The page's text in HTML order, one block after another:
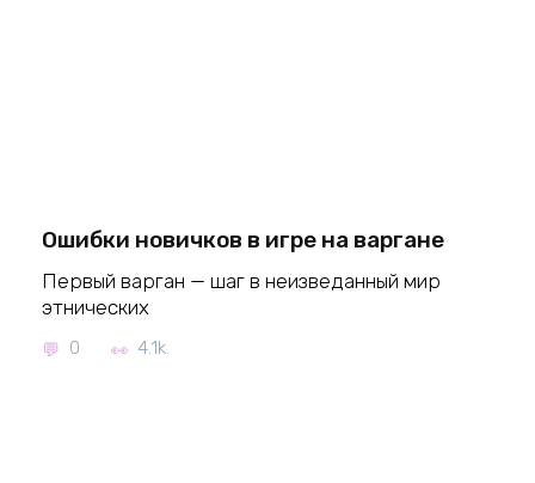
Ошибки новичков в игре на варгане
Первый варган — шаг в неизведанный мир
этнических
0 4.1k.